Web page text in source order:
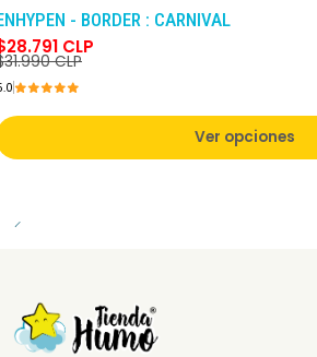
- BORDER : CARNIVAL
CLP
CLP
Ver opciones